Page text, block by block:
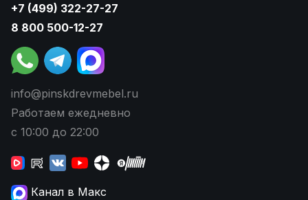
+7 (499) 322-27-27
8 800 500-12-27
info@pinskdrevmebel.ru
Работаем ежедневно
с 10:00 до 22:00
Канал в Макс